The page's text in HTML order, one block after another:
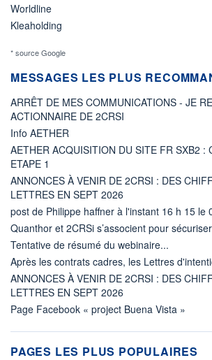
Worldline
Kleaholding
* source Google
MESSAGES LES PLUS
ARRÊT DE MES COMMUNICATIONS - JE
ACTIONNAIRE DE 2CRSI
Info AETHER
AETHER ACQUISITION DU SITE FR SXB2 :
ETAPE 1
ANNONCES À VENIR DE 2CRSI : DES
LETTRES EN SEPT 2026
post de Philippe haffner à l'instant 16 h 15 le
Quanthor et 2CRSi s’associent pour sécuriser
Tentative de résumé du webinaire...
Après les contrats cadres, les Lettres
ANNONCES À VENIR DE 2CRSI : DES
LETTRES EN SEPT 2026
Page Facebook « project Buena Vista »
PAGES LES PLUS POPULAIRES